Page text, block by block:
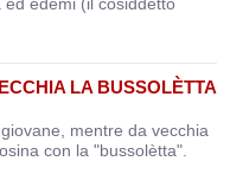
LA BUSSOLÈTTA
mentre da vecchia
con la "bussolètta".